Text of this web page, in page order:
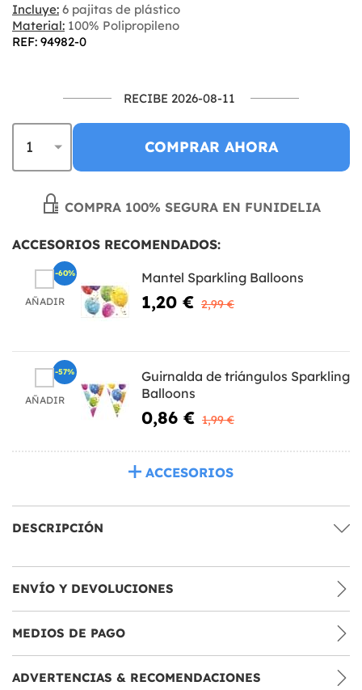
Incluye: 6 pajitas de plástico
Material: 100% Polipropileno
REF: 94982-0
RECIBE 2026-08-11
COMPRAR AHORA
COMPRA 100% SEGURA EN FUNIDELIA
ACCESORIOS RECOMENDADOS:
AÑADIR
Mantel Sparkling Balloons
1,20 € 2,99 €
-60%
AÑADIR
Guirnalda de triángulos Sparkling
Balloons
0,86 € 1,99 €
-57%
ACCESORIOS
DESCRIPCIÓN
ENVÍO Y DEVOLUCIONES
MEDIOS DE PAGO
ADVERTENCIAS & RECOMENDACIONES